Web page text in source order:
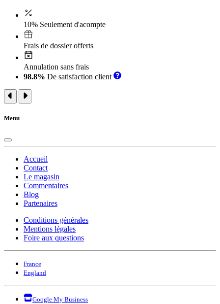
10% Seulement d'acompte
Frais de dossier offerts
Annulation sans frais
98.8% De satisfaction client
Menu
Accueil
Contact
Le magasin
Commentaires
Blog
Partenaires
Conditions générales
Mentions légales
Foire aux questions
France
England
Google My Business